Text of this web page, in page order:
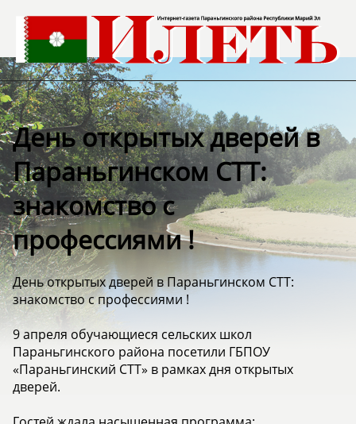
День открытых дверей в
Параньгинском СТТ:
знакомство с
профессиями !
День открытых дверей в Параньгинском СТТ:
знакомство с профессиями !
9 апреля обучающиеся сельских школ
Параньгинского района посетили ГБПОУ
«Параньгинский СТТ» в рамках дня открытых
дверей.